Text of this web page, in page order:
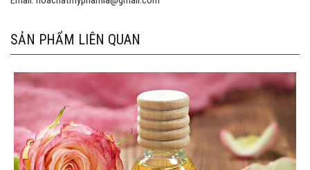
SẢN PHẨM LIÊN QUAN